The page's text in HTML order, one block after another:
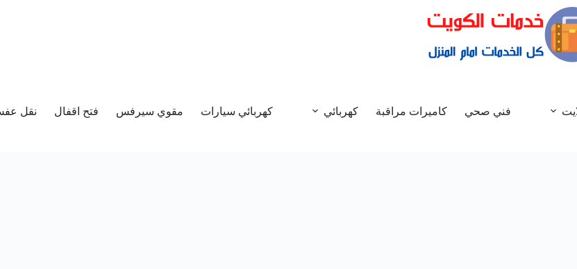
فني صحي كاميرات مراقبة كهربائي كهربائي سيارات مقوي سيرفس فتح اقفال نقل